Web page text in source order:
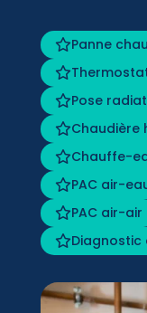
Panne
Pose
Chaudière
Chauffe-
PAC air-
PAC air-air